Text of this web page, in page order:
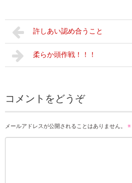
許しあい認め合うこと
柔らか頭作戦！！！
コメントをどうぞ
メールアドレスが公開されることはありません。 ※